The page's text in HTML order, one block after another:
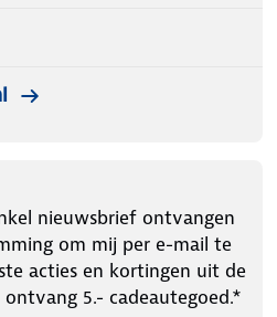
nieuwsbrief ontvangen
om mij per e-mail te
acties en kortingen uit de
5.- cadeautegoed.*